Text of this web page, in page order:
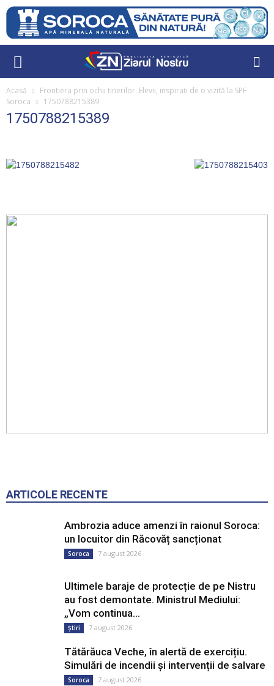
Acasă
Frontiera prin ochii tinerilor. Elevii, inspirați de o vizită la SPF
Soroca
1750788215389
1750788215389
ARTICOLE RECENTE
Ambrozia aduce amenzi în raionul Soroca:
un locuitor din Răcovăț sancționat
Soroca 7 august 2026
Ultimele baraje de protecție de pe Nistru
au fost demontate. Ministrul Mediului:
„Vom continua...
Știri 7 august 2026
Tătărăuca Veche, în alertă de exercițiu.
Simulări de incendii și intervenții de salvare
Soroca 7 august 2026